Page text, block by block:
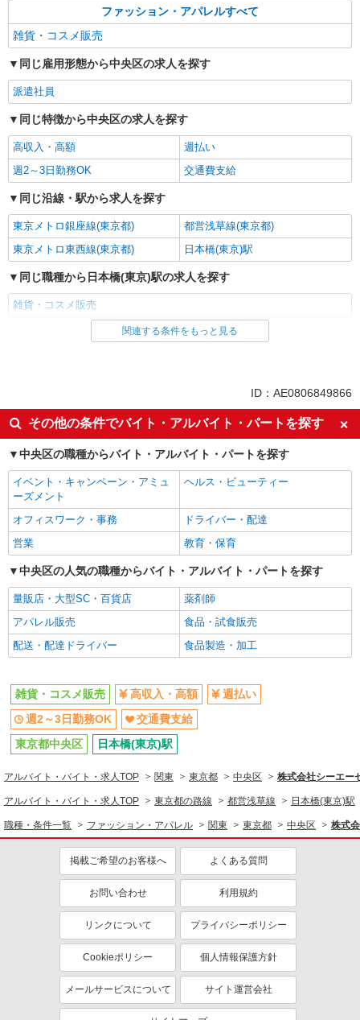
ファッション・アパレルすべて
雑貨・コスメ販売
同じ雇用形態から中央区の求人を探す
派遣社員
同じ特徴から中央区の求人を探す
高収入・高額
週払い
週2～3日勤務OK
交通費支給
同じ沿線・駅から求人を探す
東京メトロ銀座線(東京都)
都営浅草線(東京都)
東京メトロ東西線(東京都)
日本橋(東京)駅
同じ職種から日本橋(東京)駅の求人を探す
雑貨・コスメ販売
同じ雇用形態から日本橋(東京)駅の求人を探す
高収入・高額
週払い
週2～3日勤務OK
交通費支給
雑貨・コスメ販売
同じ特徴から求人を探す
週2～3日勤務OK 交通費支給
関連する条件をもっと見る
ID：AE0806849866
その他の条件でバイト・アルバイト・パートを探す
中央区の職種からバイト・アルバイト・パートを探す
イベント・キャンペーン・アミュ
ーズメント
ヘルス・ビューティー
オフィスワーク・事務
ドライバー・配達
営業
教育・保育
中央区の人気の職種からバイト・アルバイト・パートを探す
量販店・大型SC・百貨店
薬剤師
アパレル販売
食品・試食販売
配送・配達ドライバー
食品製造・加工
雑貨・コスメ販売 高収入・高額
週払い
週2～3日勤務OK
交通費支給
東京都中央区
日本橋(東京)駅
アルバイト・バイト・求人TOP 関東 東京都 中央区 株式会社シーエー
アルバイト・バイト・求人TOP 東京都の路線 都営浅草線 日本橋(東京)駅
職種・条件一覧 ファッション・アパレル 関東 東京都 中央区 株式
掲載ご希望のお客様へ よくある質問
お問い合わせ 利用規約
リンクについて プライバシーポリシー
Cookieポリシー 個人情報保護方針
メールサービスについて サイト運営会社